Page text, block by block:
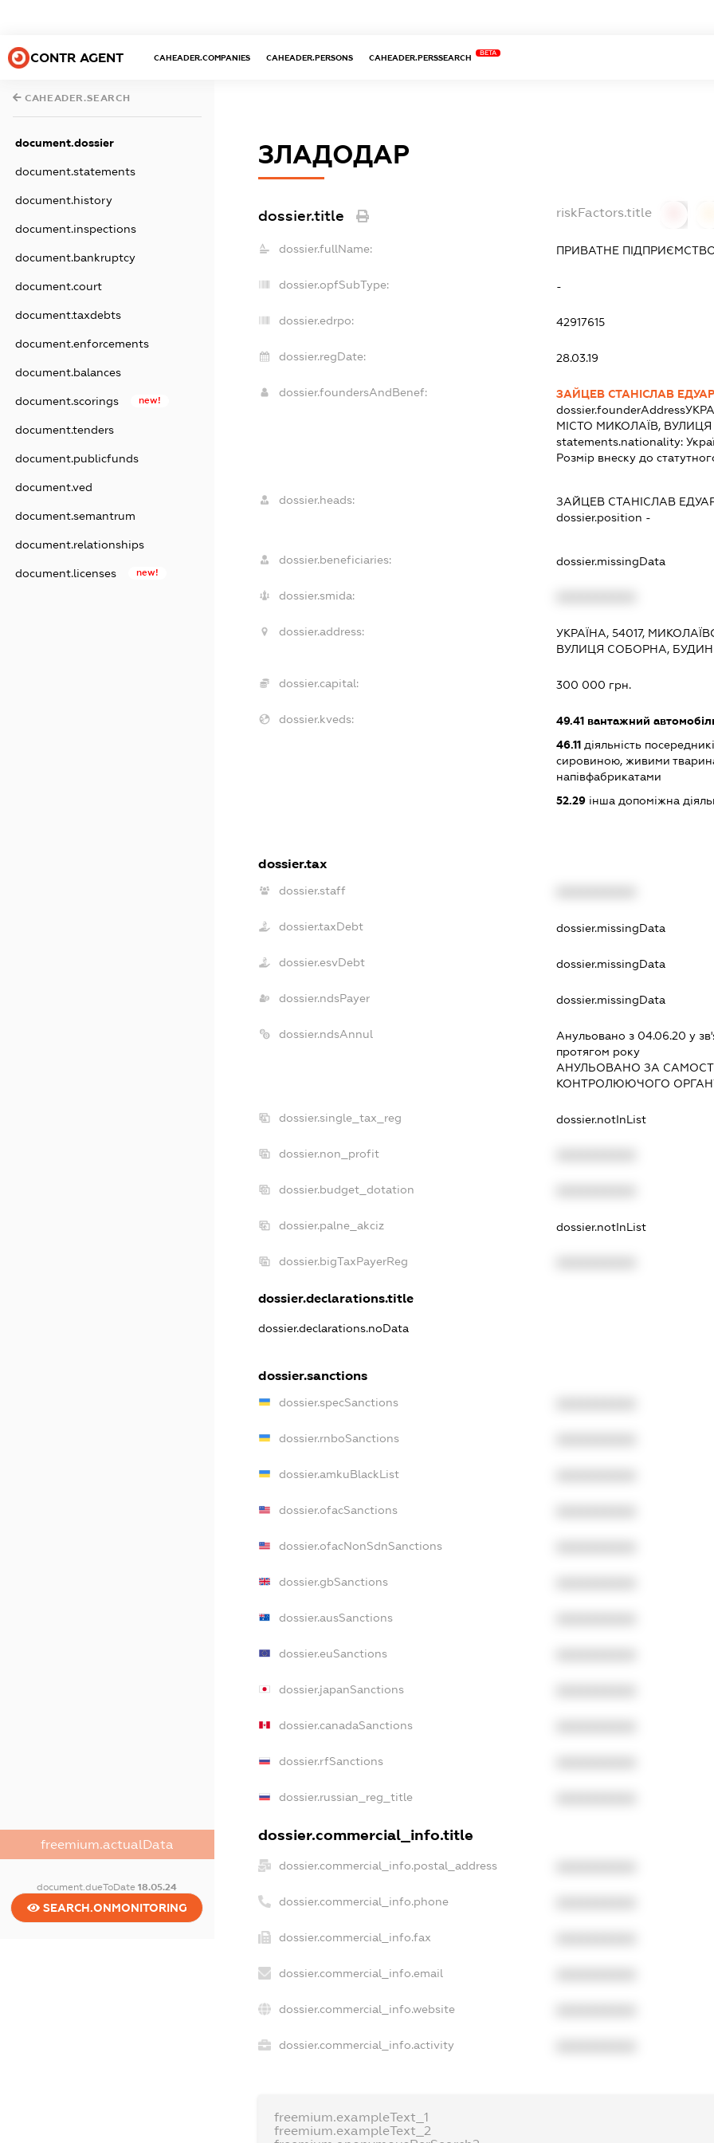
CONTR AGENT CAHEADER.COMPANIES CAHEADER.PERSONS CAHEADER.PERSSEARCH
BETA
CAHEADER.SEARCH
document.dossier
document.statements
document.history
document.inspections
document.bankruptcy
document.court
document.taxdebts
document.enforcements
document.balances
document.scorings new!
document.tenders
document.publicfunds
document.ved
document.semantrum
document.relationships
document.licenses new!
freemium.actualData
document.dueToDate18.05.24
SEARCH.ONMONITORING
ЗЛАДОДАР
dossier.title riskFactors.title
dossier.fullName: ПРИВАТНЕ
dossier.opfSubType: -
dossier.edrpo: 42917615
dossier.regDate: 28.03.19
dossier.foundersAndBenef:
ЗАЙЦЕВ СТАНІСЛАВ
dossier.founderAddress
МІСТО МИКОЛАЇВ,
statements.nationality:
Розмір внеску до
dossier.heads:
ЗАЙЦЕВ СТАНІСЛАВ
dossier.position -
dossier.beneficiaries: dossier.missingData
dossier.smida:
dossier.address:
УКРАЇНА, 54017,
ВУЛИЦЯ СОБОРНА,
dossier.capital: 300 000 грн.
dossier.kveds: 49.41вантажний
46.11діяльність
сировиною, живими
напівфабрикатами
52.29інша допоміжна
dossier.tax
dossier.staff
dossier.taxDebt dossier.missingData
dossier.esvDebt dossier.missingData
dossier.ndsPayer dossier.missingData
dossier.ndsAnnul
Анульовано з 04.06.20 у
протягом року
АНУЛЬОВАНО ЗА
КОНТРОЛЮЮЧОГО
dossier.single_tax_reg dossier.notInList
dossier.non_profit
dossier.budget_dotation
dossier.palne_akciz dossier.notInList
dossier.bigTaxPayerReg
dossier.declarations.title
dossier.declarations.noData
dossier.sanctions
dossier.specSanctions
dossier.rnboSanctions
dossier.amkuBlackList
dossier.ofacSanctions
dossier.ofacNonSdnSanctions
dossier.gbSanctions
dossier.ausSanctions
dossier.euSanctions
dossier.japanSanctions
dossier.canadaSanctions
dossier.rfSanctions
dossier.russian_reg_title
dossier.commercial_info.title
dossier.commercial_info.postal_address
dossier.commercial_info.phone
dossier.commercial_info.fax
dossier.commercial_info.email
dossier.commercial_info.website
dossier.commercial_info.activity
freemium.exampleText_1
freemium.exampleText_2